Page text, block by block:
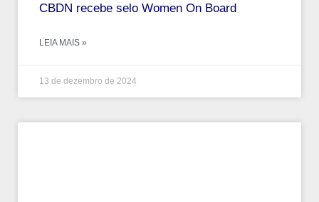
CBDN recebe selo Women On Board
LEIA MAIS »
13 de dezembro de 2024